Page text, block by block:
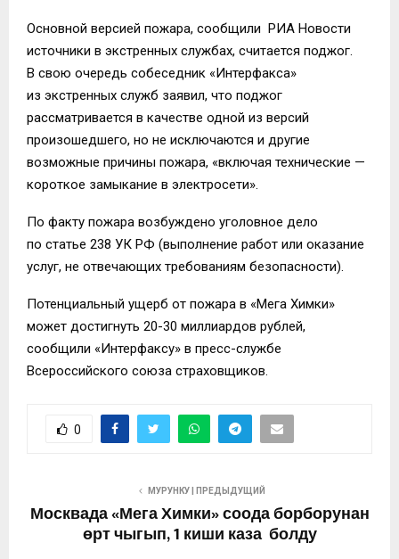
Основной версией пожара, сообщили РИА Новости
источники в экстренных службах, считается поджог.
В свою очередь собеседник «Интерфакса»
из экстренных служб заявил, что поджог
рассматривается в качестве одной из версий
произошедшего, но не исключаются и другие
возможные причины пожара, «включая технические —
короткое замыкание в электросети».
По факту пожара возбуждено уголовное дело
по статье 238 УК РФ (выполнение работ или оказание
услуг, не отвечающих требованиям безопасности).
Потенциальный ущерб от пожара в «Мега Химки»
может достигнуть 20-30 миллиардов рублей,
сообщили «Интерфаксу» в пресс-службе
Всероссийского союза страховщиков.
0
МУРУНКУ | ПРЕДЫДУЩИЙ
Москвада «Мега Химки» соода борборунан
өрт чыгып, 1 киши каза болду